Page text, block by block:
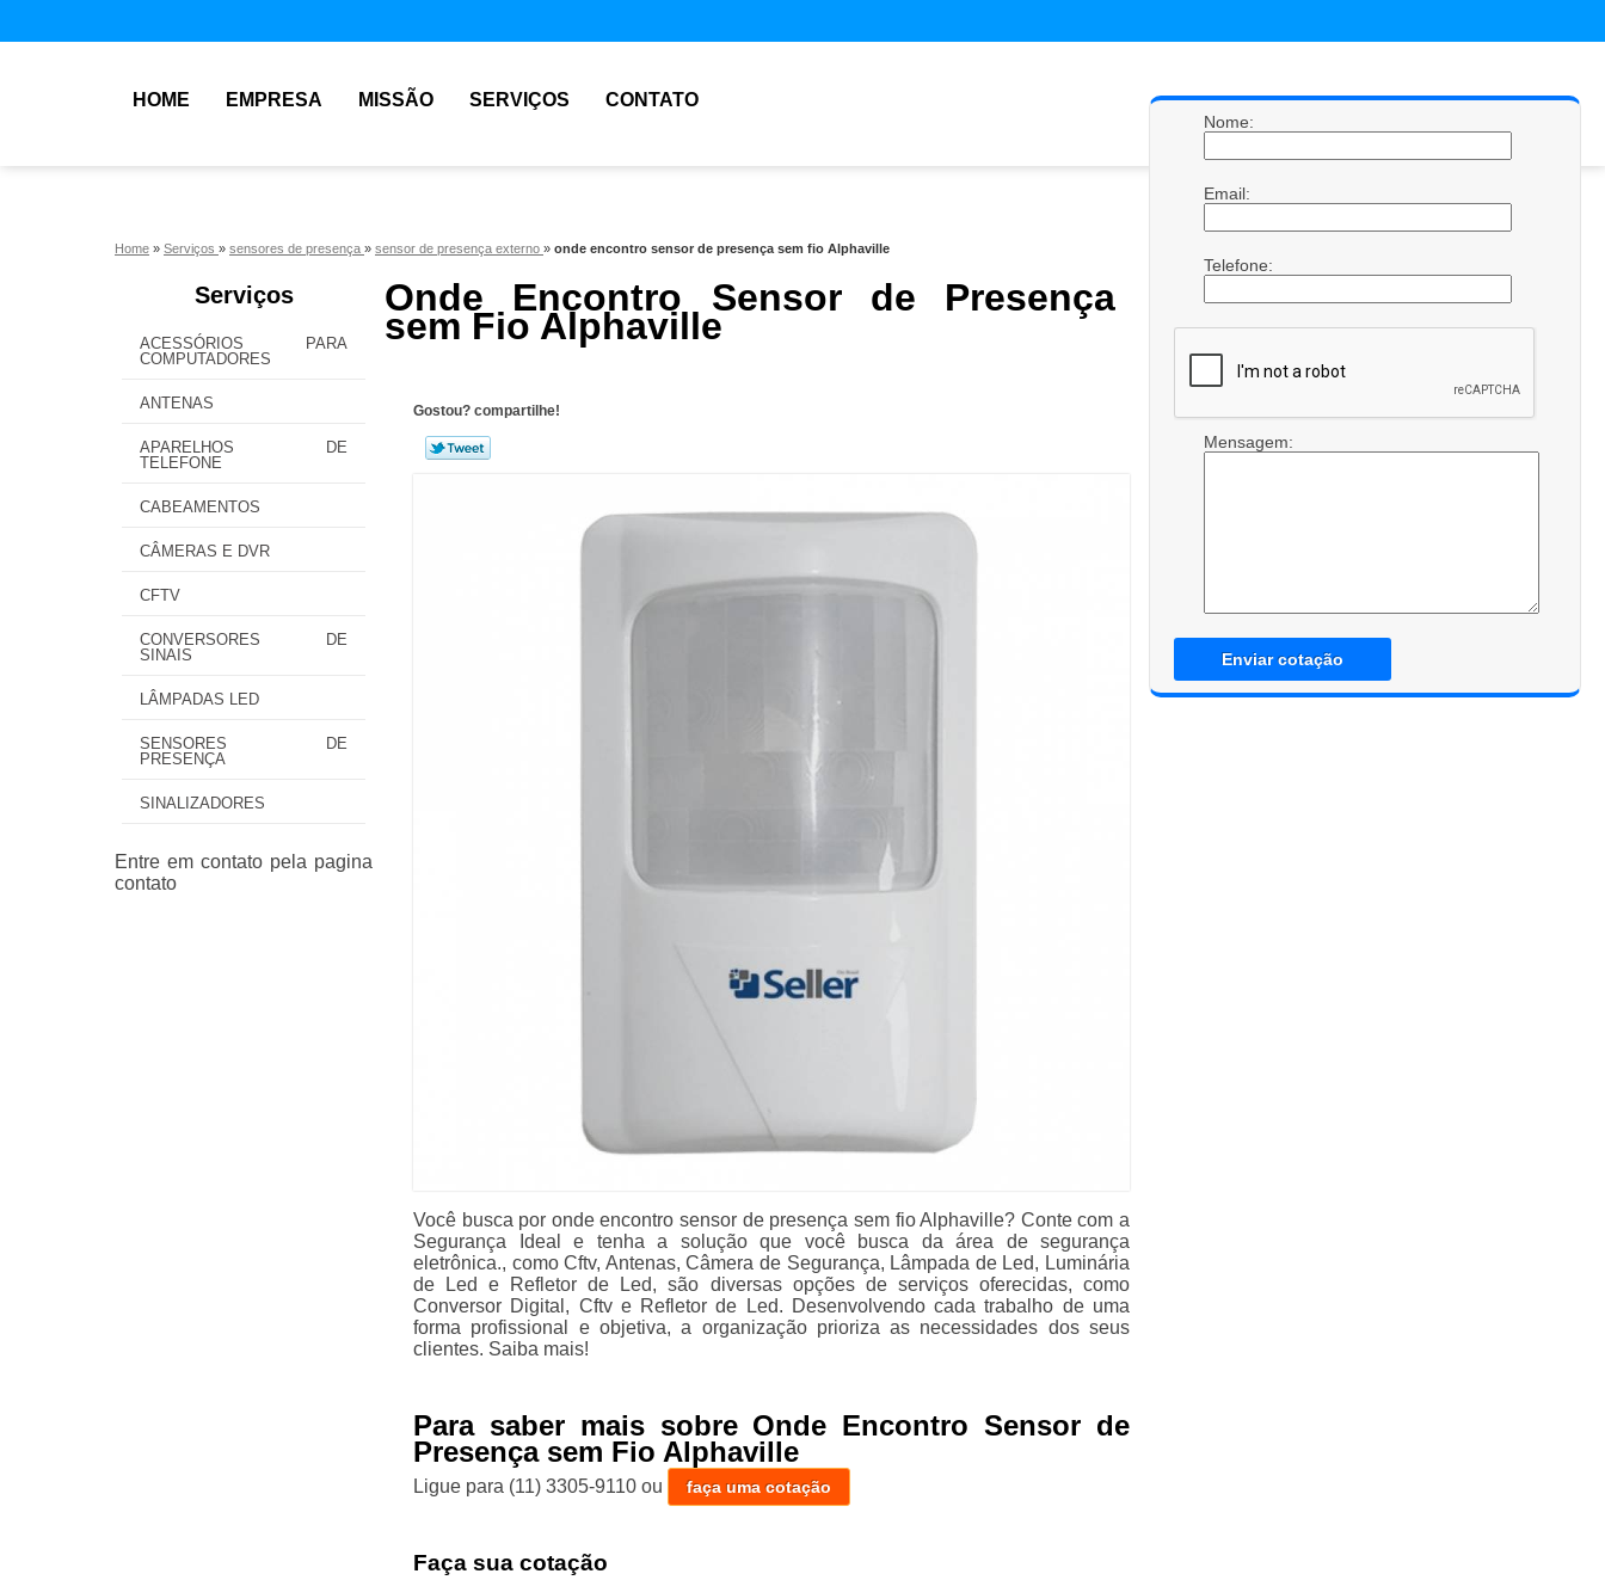
HOME EMPRESA MISSÃO SERVIÇOS CONTATO
Home » Serviços » sensores de presença » sensor de presença externo » onde encontro sensor de presença sem fio Alphaville
Serviços
ACESSÓRIOS PARA
COMPUTADORES
ANTENAS
APARELHOS DE
TELEFONE
CABEAMENTOS
CÂMERAS E DVR
CFTV
CONVERSORES DE
SINAIS
LÂMPADAS LED
SENSORES DE
PRESENÇA
SINALIZADORES
Onde Encontro Sensor de Presença
sem Fio Alphaville
Gostou? compartilhe!
Você busca por onde encontro sensor de presença sem fio Alphaville? Conte com a
Segurança Ideal e tenha a solução que você busca da área de segurança
eletrônica., como Cftv, Antenas, Câmera de Segurança, Lâmpada de Led, Luminária
de Led e Refletor de Led, são diversas opções de serviços oferecidas, como
Conversor Digital, Cftv e Refletor de Led. Desenvolvendo cada trabalho de uma
forma profissional e objetiva, a organização prioriza as necessidades dos seus
clientes. Saiba mais!
Para saber mais sobre Onde Encontro Sensor de
Presença sem Fio Alphaville
Ligue para (11) 3305-9110 ou faça uma cotação
Faça sua cotação
Nome:
Email:
Telefone:
Mensagem:
Enviar cotação